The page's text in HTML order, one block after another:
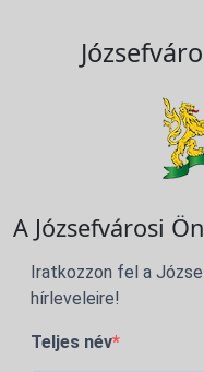
A Józsefvárosi
Iratkozzon fel a
hírleveleire!
Teljes név